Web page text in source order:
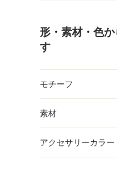
形・素材・色
す
モチーフ
素材
アクセサリーカラー